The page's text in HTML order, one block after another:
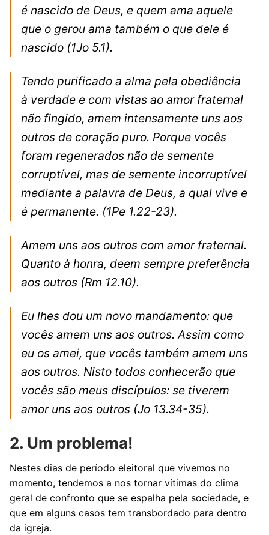
é nascido de Deus, e quem ama aquele
que o gerou ama também o que dele é
nascido (1Jo 5.1).
Tendo purificado a alma pela obediência
à verdade e com vistas ao amor fraternal
não fingido, amem intensamente uns aos
outros de coração puro. Porque vocês
foram regenerados não de semente
corruptível, mas de semente incorruptível
mediante a palavra de Deus, a qual vive e
é permanente. (1Pe 1.22-23).
Amem uns aos outros com amor fraternal.
Quanto à honra, deem sempre preferência
aos outros (Rm 12.10).
Eu lhes dou um novo mandamento: que
vocês amem uns aos outros. Assim como
eu os amei, que vocês também amem uns
aos outros. Nisto todos conhecerão que
vocês são meus discípulos: se tiverem
amor uns aos outros (Jo 13.34-35).
2. Um problema!
Nestes dias de período eleitoral que vivemos no
momento, tendemos a nos tornar vítimas do clima
geral de confronto que se espalha pela sociedade, e
que em alguns casos tem transbordado para dentro
da igreja.